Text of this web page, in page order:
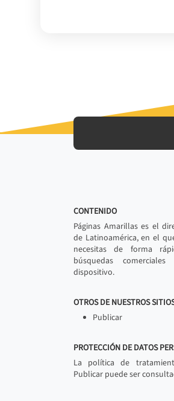
CONTENIDO
Páginas Amarillas es el
de Latinoamérica, en el
necesitas de forma
búsquedas
dispositivo.
OTROS DE NUESTROS
Publicar
PROTECCIÓN DE DATOS
La política de
Publicar puede ser